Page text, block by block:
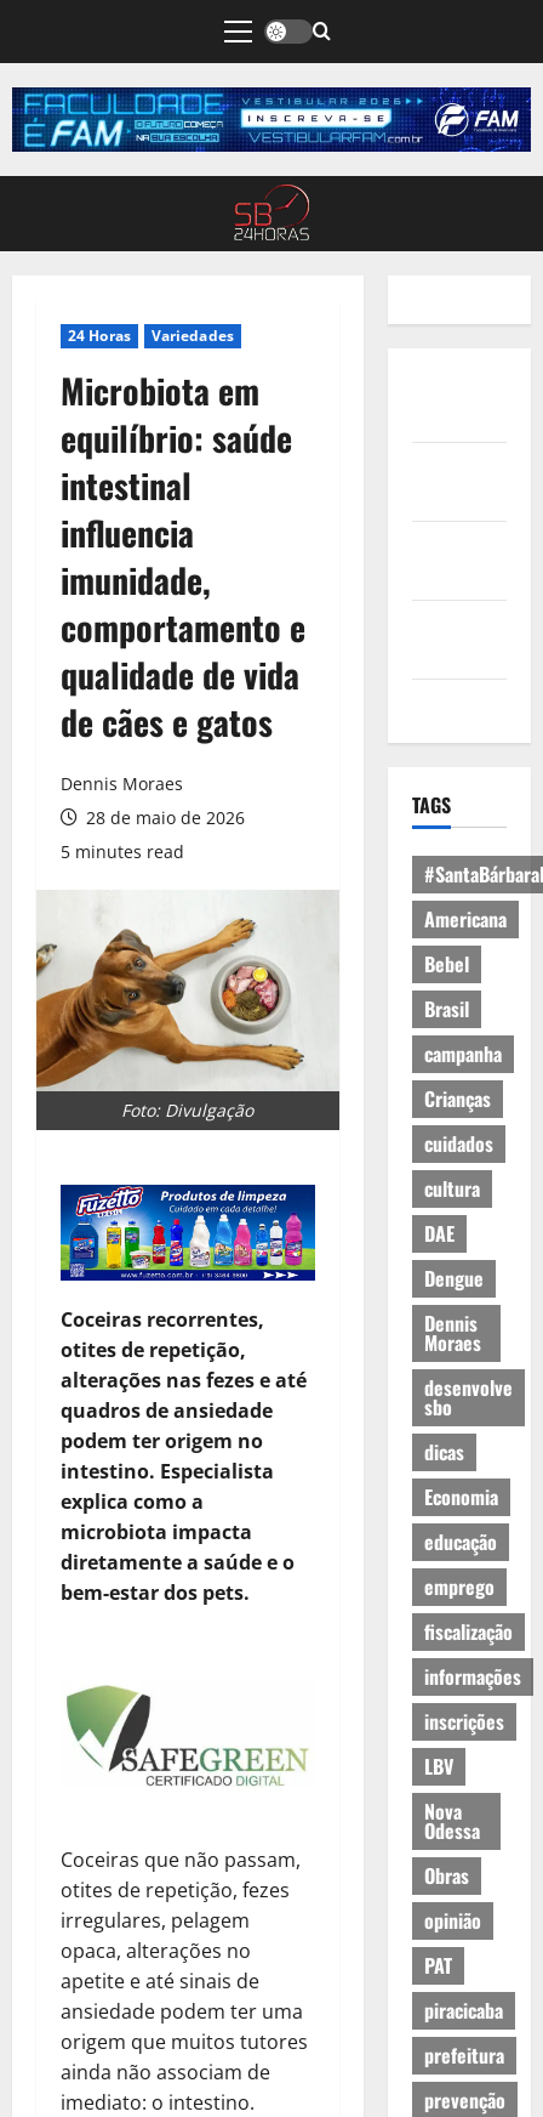
24 Horas Variedades
Microbiota em
equilíbrio: saúde
intestinal
influencia
imunidade,
comportamento e
qualidade de vida
de cães e gatos
Dennis Moraes
28 de maio de 2026
5 minutes read
Foto: Divulgação
Coceiras recorrentes,
otites de repetição,
alterações nas fezes e até
quadros de ansiedade
podem ter origem no
intestino. Especialista
explica como a
microbiota impacta
diretamente a saúde e o
bem-estar dos pets.
Coceiras que não passam,
otites de repetição, fezes
irregulares, pelagem
opaca, alterações no
apetite e até sinais de
ansiedade podem ter uma
origem que muitos tutores
ainda não associam de
imediato: o intestino.
TAGS
Americana
Bebel
Brasil
campanha
Crianças
cuidados
cultura
DAE
Dengue
Dennis
Moraes
desenvolve
sbo
dicas
Economia
educação
emprego
fiscalização
informações
inscrições
LBV
Nova
Odessa
Obras
opinião
PAT
piracicaba
prefeitura
prevenção